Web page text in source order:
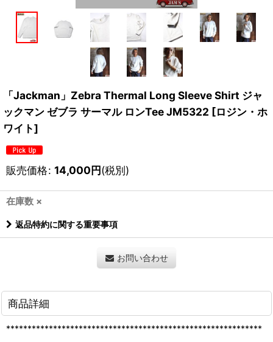
「Jackman」Zebra Thermal Long Sleeve Shirt ジャ
ックマン ゼブラ サーマル ロンTee JM5322 [ロジン・ホ
ワイト]
販売価格: 14,000円(税別)
在庫数 ×
返品特約に関する重要事項
お問い合わせ
商品詳細
************************************************************